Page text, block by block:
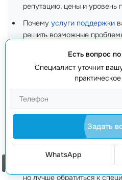
репутацию, цены и уровень
Почему услуги поддержки
решить возможные
Как долго действуютSSL
обычно составляет от
Чем отличаются различные
и EV отличаются уровнем
Как проверить, что
отзывы текущих клиентов и
Что делать, если
Можно ли установить
но лучше обратиться к
Есть вопрос
Специалист уточнит
Задать
WhatsApp
Заказать звонок